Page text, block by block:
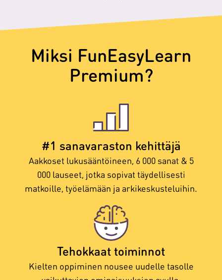
Miksi FunEasyLearn
Premium?
#1 sanavaraston kehittäjä
Aakkoset lukusääntöineen, 6 000 sanat & 5
000 lauseet, jotka sopivat täydellisesti
matkoille, työelämään ja arkikeskusteluihin.
Tehokkaat toiminnot
Kielten oppiminen nousee uudelle tasolle